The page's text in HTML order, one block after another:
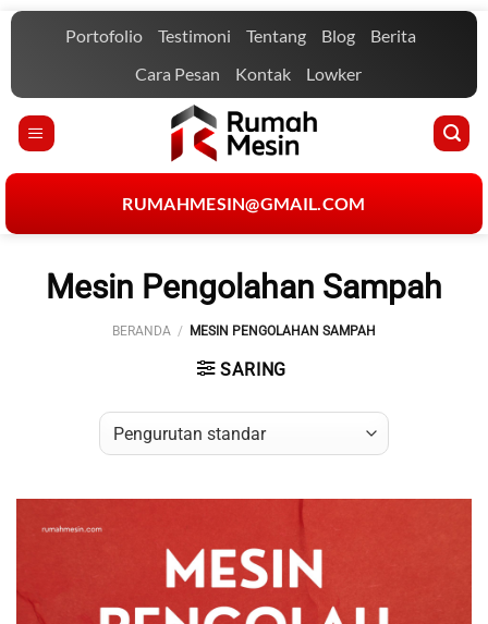
Skip
Portofolio Testimoni Tentang Blog
Berita
Cara Pesan
Kontak Lowker
RUMAHMESIN@GMAIL.COM
Mesin Pengolahan Sampah
BERANDA / MESIN PENGOLAHAN SAMPAH
SARING